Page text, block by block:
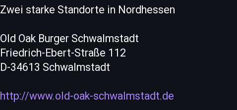
Zwei starke Standorte in Nordhessen
Old Oak Burger Schwalmstadt
Friedrich-Ebert-Straße 112
D-34613 Schwalmstadt
http://www.old-oak-schwalmstadt.de